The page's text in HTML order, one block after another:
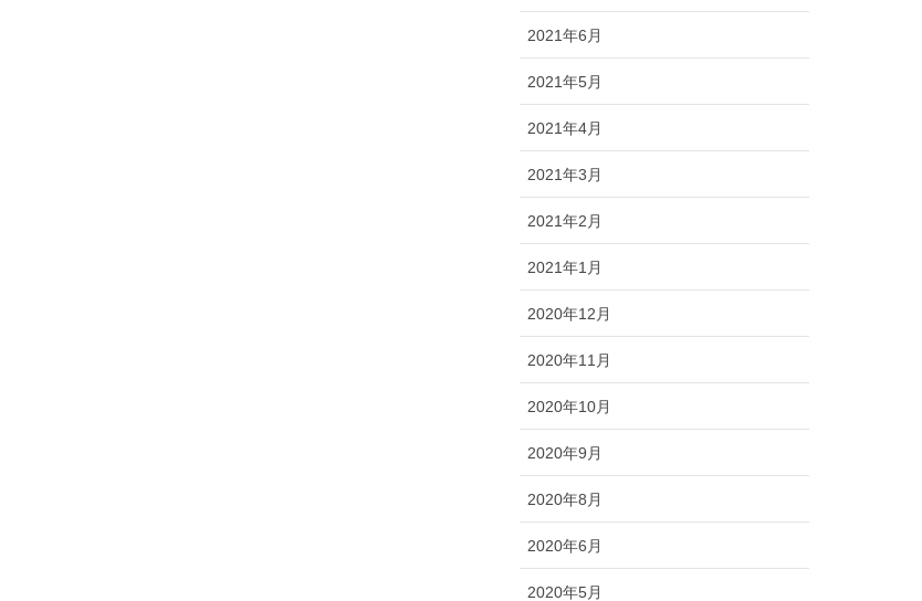
2021年6月
2021年5月
2021年4月
2021年3月
2021年2月
2021年1月
2020年12月
2020年11月
2020年10月
2020年9月
2020年8月
2020年6月
2020年5月